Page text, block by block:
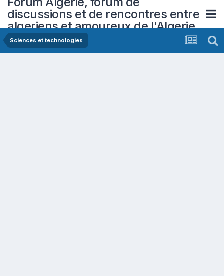
discussions et de rencontres entre
algeriens et amoureux de l'Algerie
Sciences et technologies